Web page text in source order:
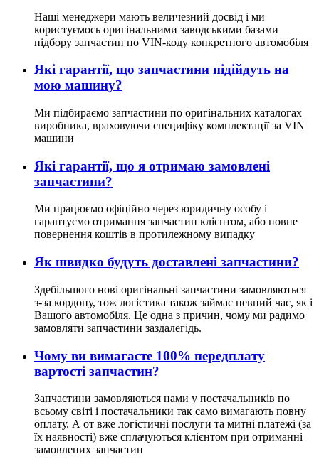
Наші менеджери мають величезний досвід і ми
користуємось оригінальними заводськими базами
підбору запчастин по VIN-коду конкретного автомобіля
Які гарантії, що запчастини підійдуть на
мою машину?
Ми підбираємо запчастини по оригінальних каталогах
виробника, враховуючи специфіку комплектації за VIN
машини
Які гарантії, що я отримаю замовлені
запчастини?
Ми працюємо офіційно через юридичну особу і
гарантуємо отримання запчастин клієнтом, або повне
повернення коштів в протилежному випадку
Як швидко будуть доставлені запчастини?
Здебільшого нові оригінальні запчастини замовляються
з-за кордону, тож логістика також займає певний час, як і
Вашого автомобіля. Це одна з причин, чому ми радимо
замовляти запчастини заздалегідь.
Чому ви вимагаєте 100% передплату
вартості запчастин?
Запчастини замовляються нами у постачальників по
всьому світі і постачальники так само вимагають повну
оплату. А от вже логістичні послуги та митні платежі (за
їх наявності) вже сплачуються клієнтом при отриманні
замовлених запчастин